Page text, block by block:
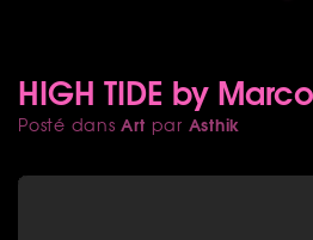
HIGH TIDE by
Posté dansArt par Asthik